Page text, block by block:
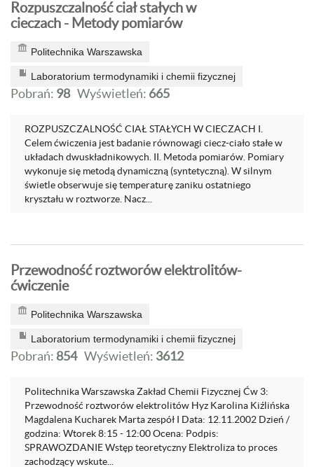
Rozpuszczalność ciał stałych w
cieczach - Metody pomiarów
Politechnika Warszawska
Laboratorium termodynamiki i chemii fizycznej
Pobrań: 98 Wyświetleń: 665
ROZPUSZCZALNOŚĆ CIAŁ STAŁYCH W CIECZACH I.
Celem ćwiczenia jest badanie równowagi ciecz-ciało stałe w
układach dwuskładnikowych. II. Metoda pomiarów. Pomiary
wykonuje się metodą dynamiczną (syntetyczną). W silnym
świetle obserwuje się temperaturę zaniku ostatniego
kryształu w roztworze. Nacz...
Przewodność roztworów elektrolitów-
ćwiczenie
Politechnika Warszawska
Laboratorium termodynamiki i chemii fizycznej
Pobrań: 854 Wyświetleń: 3612
Politechnika Warszawska Zakład Chemii Fizycznej Ćw 3:
Przewodność roztworów elektrolitów Hyz Karolina Kiźlińska
Magdalena Kucharek Marta zespół I Data: 12.11.2002 Dzień /
godzina: Wtorek 8:15 - 12:00 Ocena: Podpis:
SPRAWOZDANIE Wstęp teoretyczny Elektroliza to proces
zachodzący wskute...